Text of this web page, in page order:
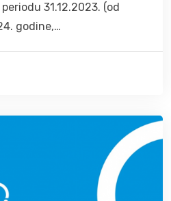
31.12.2023. (od
godine,…